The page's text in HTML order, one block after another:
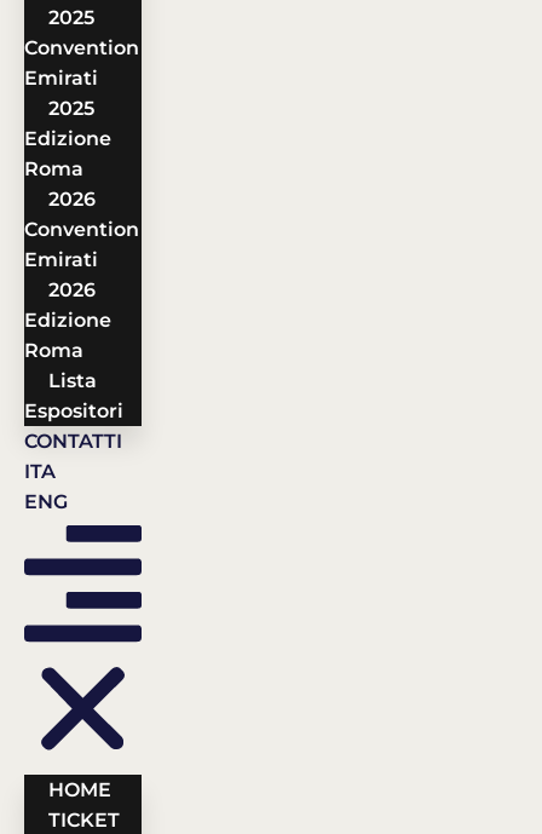
2025
Convention
Emirati
2025
Edizione
Roma
2026
Convention
Emirati
2026
Edizione
Roma
Lista
Espositori
CONTATTI
ITA
ENG
HOME
TICKET